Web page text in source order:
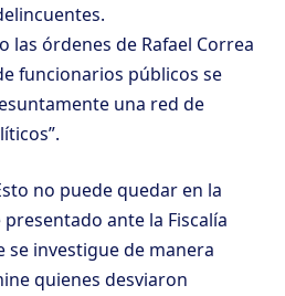
las órdenes de Rafael Correa
funcionarios públicos se
una red de
no puede quedar en la
ante la Fiscalía
se investigue de manera
quienes desviaron